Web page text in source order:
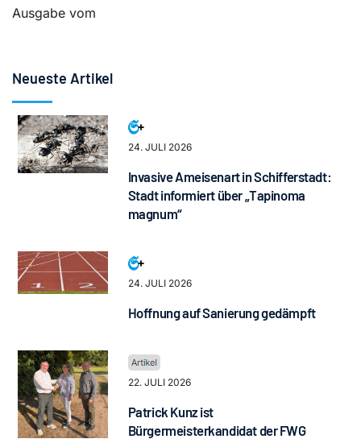
Ausgabe vom
Neueste Artikel
24. JULI 2026
Invasive Ameisenart in Schifferstadt:
Stadt informiert über „Tapinoma
magnum“
24. JULI 2026
Hoffnung auf Sanierung gedämpft
22. JULI 2026
Patrick Kunz ist
Bürgermeisterkandidat der FWG